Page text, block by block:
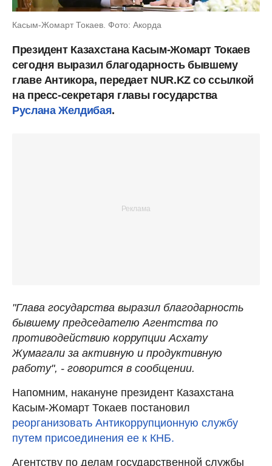
Касым-Жомарт Токаев. Фото: Акорда
Президент Казахстана Касым-Жомарт Токаев
сегодня выразил благодарность бывшему
главе Антикора, передает NUR.KZ со ссылкой
на пресс-секретаря главы государства
Руслана Желдибая.
"Глава государства выразил благодарность
бывшему председателю Агентства по
противодействию коррупции Асхату
Жумагали за активную и продуктивную
работу", - говорится в сообщении.
Напомним, накануне президент Казахстана
Касым-Жомарт Токаев постановил
реорганизовать Антикоррупционную службу
путем присоединения ее к КНБ.
Агентству по делам государственной службы